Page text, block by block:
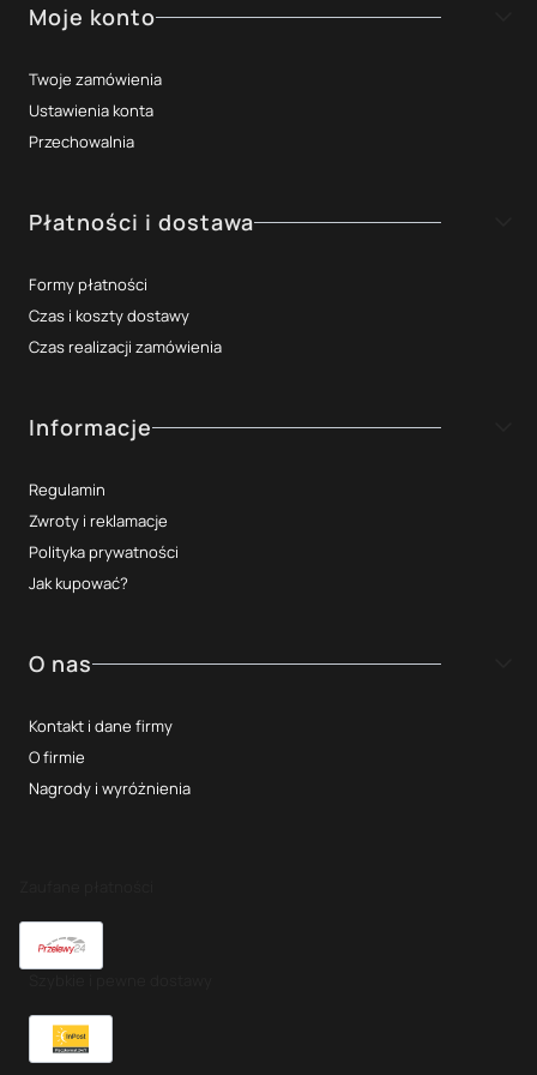
Moje konto
Twoje zamówienia
Ustawienia konta
Przechowalnia
Płatności i dostawa
Formy płatności
Czas i koszty dostawy
Czas realizacji zamówienia
Informacje
Regulamin
Zwroty i reklamacje
Polityka prywatności
Jak kupować?
O nas
Kontakt i dane firmy
O firmie
Nagrody i wyróżnienia